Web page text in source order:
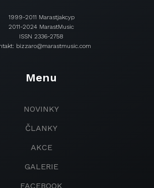
1999-2011 Marastjakcyp
2011-2024 MarastMusic
ISSN 2336-2758
bizzaro@marastmusic.com
Menu
NOVINKY
ČLANKY
AKCE
GALERIE
FACEBOOK